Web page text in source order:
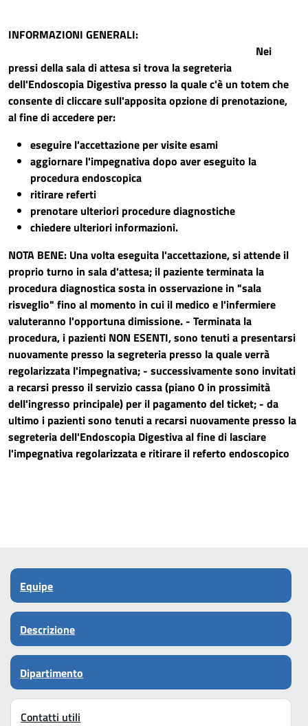
INFORMAZIONI GENERALI:
Nei
pressi della sala di attesa si trova la segreteria
dell'Endoscopia Digestiva presso la quale c'è un totem che
consente di cliccare sull'apposita opzione di prenotazione,
al fine di accedere per:
eseguire l'accettazione per visite esami
aggiornare l'impegnativa dopo aver eseguito la
procedura endoscopica
ritirare referti
prenotare ulteriori procedure diagnostiche
chiedere ulteriori informazioni.
NOTA BENE: Una volta eseguita l'accettazione, si attende il
proprio turno in sala d'attesa; il paziente terminata la
procedura diagnostica sosta in osservazione in "sala
risveglio" fino al momento in cui il medico e l'infermiere
valuteranno l'opportuna dimissione. - Terminata la
procedura, i pazienti NON ESENTI, sono tenuti a presentarsi
nuovamente presso la segreteria presso la quale verrà
regolarizzata l'impegnativa; - successivamente sono invitati
a recarsi presso il servizio cassa (piano 0 in prossimità
dell'ingresso principale) per il pagamento del ticket; - da
ultimo i pazienti sono tenuti a recarsi nuovamente presso la
segreteria dell'Endoscopia Digestiva al fine di lasciare
l'impegnativa regolarizzata e ritirare il referto endoscopico
Equipe
Descrizione
Dipartimento
Contatti utili